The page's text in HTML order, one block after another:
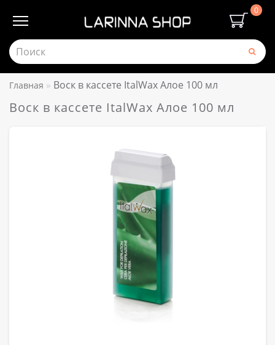
0
Главная Воск в кассете ItalWax Алое 100 мл
Воск в кассете ItalWax Алое 100 мл